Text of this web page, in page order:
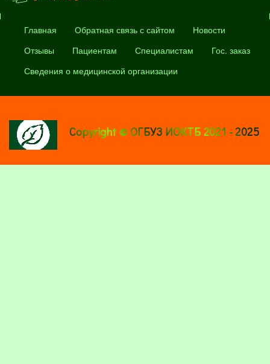
Главная Обратная связь с сайтом
Новости
Отзывы
Пациентам Специалистам
Гос. заказ
Сведения о медицинской организации
Copyright © ОГБУЗ ИОКТБ 2021 - 2025